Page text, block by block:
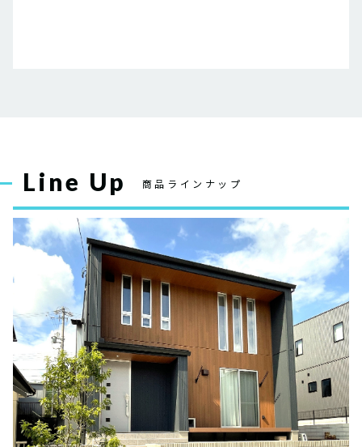
Line Up 商品ラインナップ